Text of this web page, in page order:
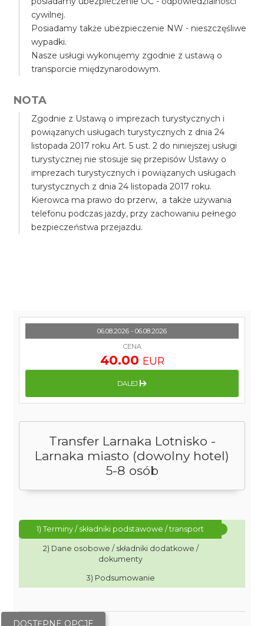
cywilnej.
Posiadamy także ubezpieczenie NW - nieszczęśliwe
wypadki.
Nasze usługi wykonujemy zgodnie z ustawą o
transporcie międzynarodowym.
NOTA
Zgodnie z Ustawą o imprezach turystycznych i
powiązanych usługach turystycznych z dnia 24
listopada 2017 roku Art. 5 ust. 2 do niniejszej usługi
turystycznej nie stosuje się przepisów Ustawy o
imprezach turystycznych i powiązanych usługach
turystycznych z dnia 24 listopada 2017 roku.
Kierowca ma prawo do przerw, a także używania
telefonu podczas jazdy, przy zachowaniu pełnego
bezpieczeństwa przejazdu.
Transfer Larnaka Lotnisko -
Larnaka miasto (dowolny hotel)
5-8 osób
1) Terminy / składniki podstawowe / transport
2) Dane osobowe / składniki dodatkowe /
dokumenty
3) Podsumowanie
DOSTĘPNE OPCJE
06.08.2026 - 06.08.2026
CENA
40.00 EUR
DALEJ